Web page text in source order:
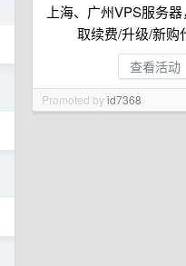
上海、广州VPS服务
取续费/升级/新购
查看活动
Promoted byid7368